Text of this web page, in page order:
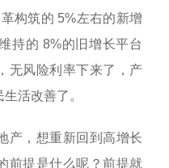
构筑的 5%左右的新增
持的 8%的旧增长平台
无风险利率下来了，产
活改善了。
产，想重新回到高增长
前提是什么呢？前提就